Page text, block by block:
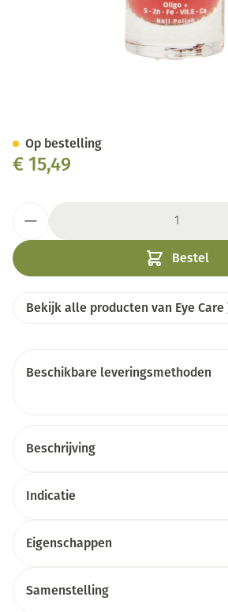
€ 15,49
Bestel
Op bestelling
Bekijk alle producten van Eye Care
Beschikbare leveringsmethoden
Beschrijving
Indicatie
Eigenschappen
Samenstelling